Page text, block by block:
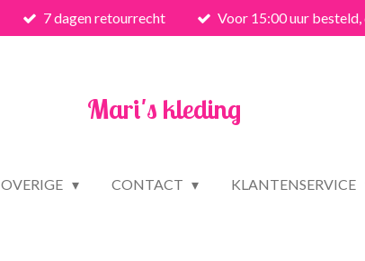
7 dagen retourrecht Voor 15:00 uur
Mari's kleding
OVERIGE CONTACT KLANTENSERVICE